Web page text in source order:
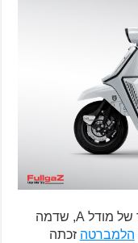
בשנת 1947 החלו בלמברטה את הייצור של מודל A, שדמה
הלמברטה זכתה